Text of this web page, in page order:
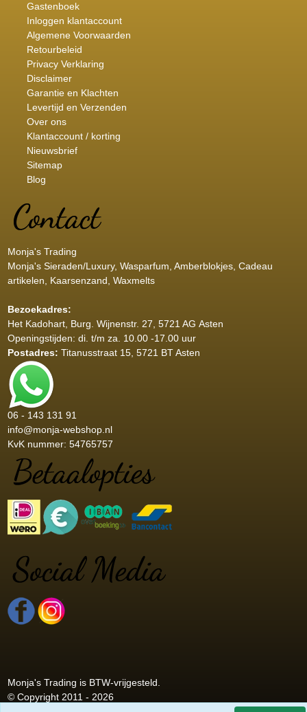
Gastenboek
Inloggen klantaccount
Algemene Voorwaarden
Retourbeleid
Privacy Verklaring
Disclaimer
Garantie en Klachten
Levertijd en Verzenden
Over ons
Klantaccount / korting
Nieuwsbrief
Sitemap
Blog
Monja's Trading
Monja's Sieraden/Luxury, Wasparfum, Amberblokjes, Cadeau
artikelen, Kaarsenzand, Waxmelts
Bezoekadres:
Het Kadohart, Burg. Wijnenstr. 27, 5721 AG Asten
Openingstijden: di. t/m za. 10.00 -17.00 uur
Postadres: Titanusstraat 15, 5721 BT Asten
06 - 143 131 91
info@monja-webshop.nl
KvK nummer: 54765757
Monja's Trading is BTW-vrijgesteld.
© Copyright 2011 - 2026